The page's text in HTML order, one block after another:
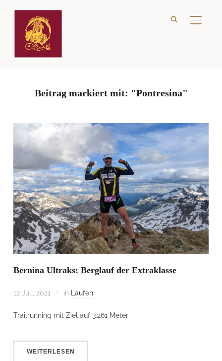
Beitrag markiert mit: "Pontresina"
Bernina Ultraks: Berglauf der Extraklasse
12 Juli, 2021 in Laufen
Trailrunning mit Ziel auf 3.261 Meter
WEITERLESEN